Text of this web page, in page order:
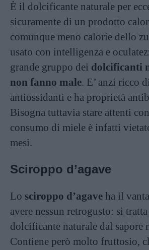
È il dolcificante naturale per
sicuramente di un prodotto
comunque meno calorie dello
usato con intelligenza e
grande gruppo dei dolcificanti
non fanno male. E’ anzi ricco
antiossidanti e ha proprietà
Bisogna tuttavia stare attenti
consumo di miele è infatti
mesi.
Sciroppo d’agave
Lo sciroppo d’agave ha il
avere nessun retrogusto: si
dolcificante naturale dal sapore
Contiene però molto fruttosio,